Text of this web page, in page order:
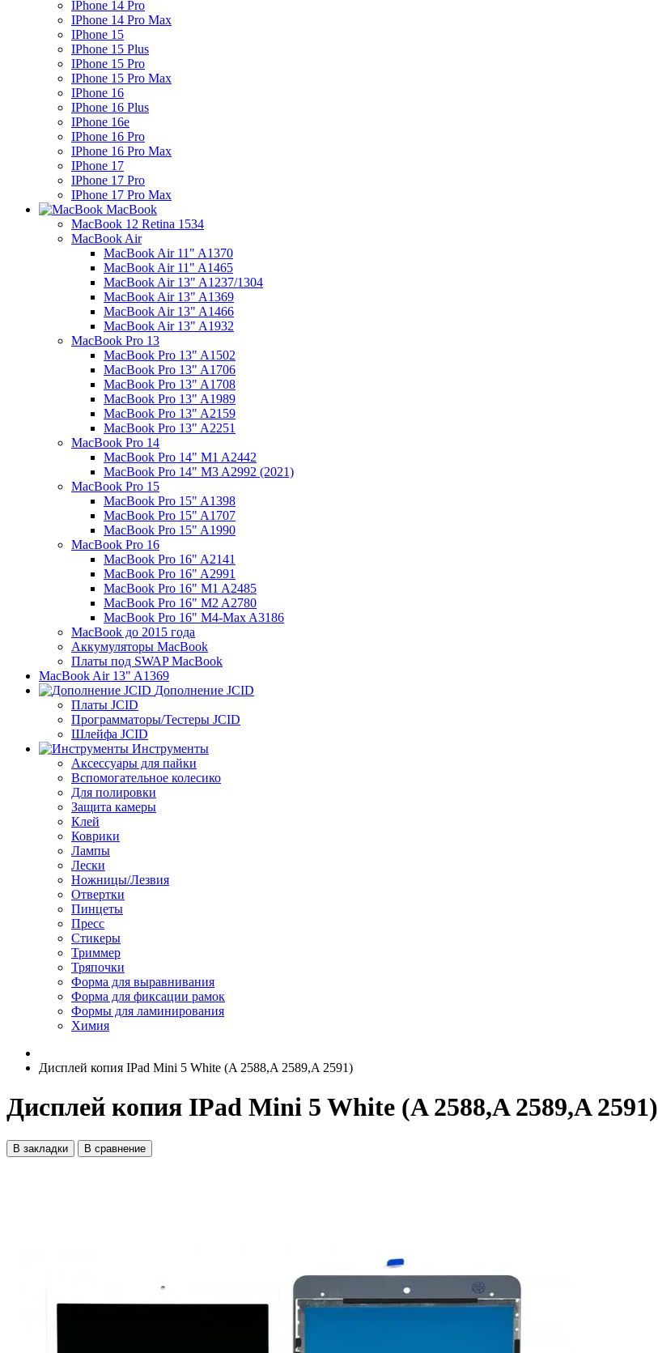
IPhone 14 Pro
IPhone 14 Pro Max
IPhone 15
IPhone 15 Plus
IPhone 15 Pro
IPhone 15 Pro Max
IPhone 16
IPhone 16 Plus
IPhone 16e
IPhone 16 Pro
IPhone 16 Pro Max
IPhone 17
IPhone 17 Pro
IPhone 17 Pro Max
MacBook
MacBook 12 Retina 1534
MacBook Air
MacBook Air 11" A1370
MacBook Air 11" A1465
MacBook Air 13" A1237/1304
MacBook Air 13" A1369
MacBook Air 13" A1466
MacBook Air 13" A1932
MacBook Pro 13
MacBook Pro 13" A1502
MacBook Pro 13" A1706
MacBook Pro 13" A1708
MacBook Pro 13" A1989
MacBook Pro 13" A2159
MacBook Pro 13" A2251
MacBook Pro 14
MacBook Pro 14" M1 A2442
MacBook Pro 14" M3 A2992 (2021)
MacBook Pro 15
MacBook Pro 15" A1398
MacBook Pro 15" A1707
MacBook Pro 15" A1990
MacBook Pro 16
MacBook Pro 16" A2141
MacBook Pro 16" A2991
MacBook Pro 16" M1 A2485
MacBook Pro 16" M2 A2780
MacBook Pro 16" M4-Max A3186
MacBook до 2015 года
Аккумуляторы MacBook
Платы под SWAP MacBook
MacBook Air 13" A1369
Дополнение JCID
Платы JCID
Программаторы/Тестеры JCID
Шлейфа JCID
Инструменты
Аксессуары для пайки
Вспомогательное колесико
Для полировки
Защита камеры
Клей
Коврики
Лампы
Лески
Ножницы/Лезвия
Отвертки
Пинцеты
Пресс
Стикеры
Триммер
Тряпочки
Форма для выравнивания
Форма для фиксации рамок
Формы для ламинирования
Химия
Дисплей копия IPad Mini 5 White (A 2588,A 2589,A 2591)
Дисплей копия IPad Mini 5 White (A 2588,A 2589,A 2591)
В закладки В сравнение